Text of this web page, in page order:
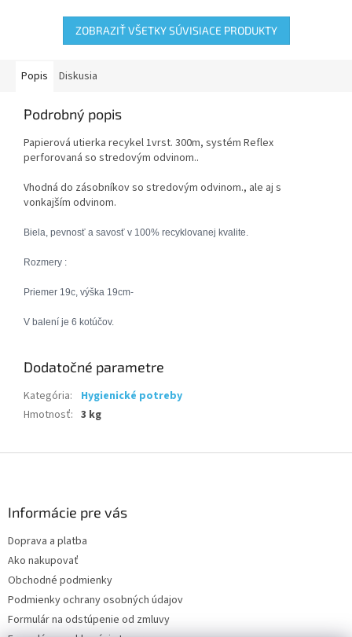
ZOBRAZIŤ VŠETKY SÚVISIACE PRODUKTY
Popis Diskusia
Podrobný popis
Papierová utierka recykel 1vrst. 300m, systém Reflex
perforovaná so stredovým odvinom..
Vhodná do zásobníkov so stredovým odvinom., ale aj s
vonkajším odvinom.
Biela, pevnosť a savosť v 100% recyklovanej kvalite.
Rozmery :
Priemer 19c, výška 19cm-
V balení je 6 kotúčov.
Dodatočné parametre
Kategória:
Hygienické potreby
Hmotnosť: 3 kg
Informácie pre vás
Doprava a platba
Ako nakupovať
Obchodné podmienky
Podmienky ochrany osobných údajov
Formulár na odstúpenie od zmluvy